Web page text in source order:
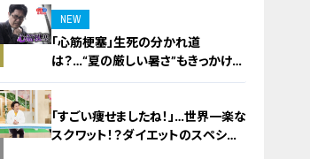
NEW
「心筋梗塞」生死の分かれ道
は？…“夏の厳しい暑さ”もきっかけ
に！発症前のキケンなサインと対処
「すごい痩せましたね！」…世界一楽な
スクワット！？ダイエットのスペシャ